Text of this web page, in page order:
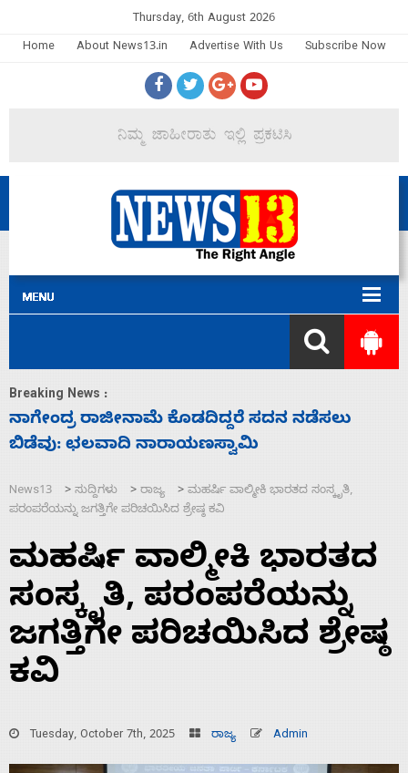
Thursday, 6th August 2026
Home
About News13.in Advertise With Us Subscribe Now
Breaking News :
ಸಚಿವ ಸಂಪುಟ ವಿಸ್ತರಣೆ ಮಾಡಿದ್ದು ಹಣಬಲ ಮತ್ತು
ಹೈಕಮಾಂಡ್ ರಾಜಕಾರಣಕ್ಕೆ: ವಿಜಯೇಂದ್ರ
News13 > ಸುದ್ದಿಗಳು > ರಾಜ್ಯ > ಮಹರ್ಷಿ ವಾಲ್ಮೀಕಿ ಭಾರತದ ಸಂಸ್ಕೃತಿ,
ಪರಂಪರೆಯನ್ನು ಜಗತ್ತಿಗೇ ಪರಿಚಯಿಸಿದ ಶ್ರೇಷ್ಠ ಕವಿ
ಮಹರ್ಷಿ ವಾಲ್ಮೀಕಿ ಭಾರತದ
ಸಂಸ್ಕೃತಿ, ಪರಂಪರೆಯನ್ನು
ಜಗತ್ತಿಗೇ ಪರಿಚಯಿಸಿದ ಶ್ರೇಷ್ಠ
ಕವಿ
Tuesday, October 7th, 2025 ರಾಜ್ಯ Admin